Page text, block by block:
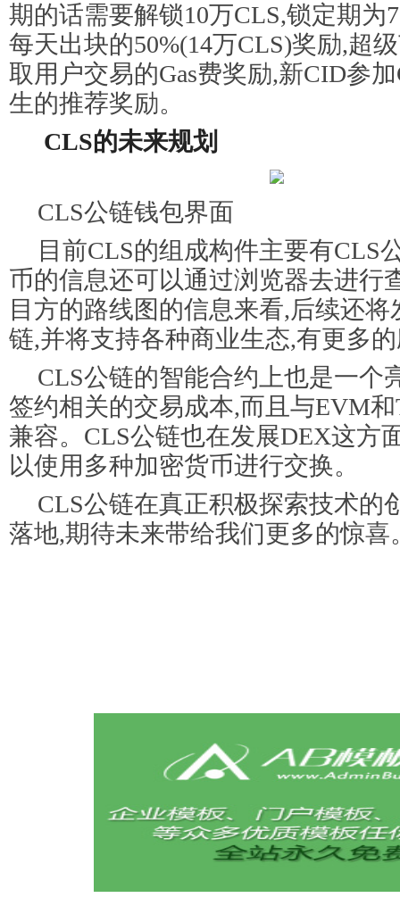
期的话需要解锁10万CLS,锁定期为
每天出块的50%(14万CLS)奖励,超
取用户交易的Gas费奖励,新CID参
生的推荐奖励。
CLS的未来规划
CLS公链钱包界面
目前CLS的组成构件主要有CLS
币的信息还可以通过浏览器去进行
目方的路线图的信息来看,后续还将
链,并将支持各种商业生态,有更多
CLS公链的智能合约上也是一个
签约相关的交易成本,而且与EVM和
兼容。CLS公链也在发展DEX这方
以使用多种加密货币进行交换。
CLS公链在真正积极探索技术的
落地,期待未来带给我们更多的惊喜